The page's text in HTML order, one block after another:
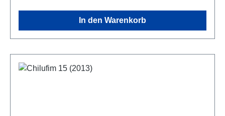
In den Warenkorb